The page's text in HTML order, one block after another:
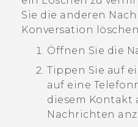
Sie die anderen
Konversation
Öffnen Sie die
Tippen Sie auf
auf eine
diesem Kontakt
Nachrichten